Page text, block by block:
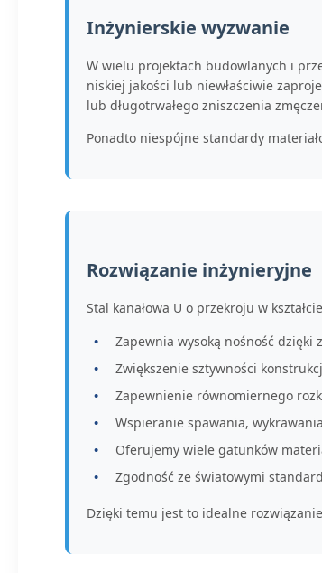
Inżynierskie wyzwanie
W wielu projektach budowlanych i
niskiej jakości lub niewłaściwie
lub długotrwałego zniszczenia
Ponadto niespójne standardy
Rozwiązanie inżynieryjne
Stal kanałowa U o przekroju w
Zapewnia wysoką nośność dzięki
Zwiększenie sztywności
Zapewnienie równomiernego
Wspieranie spawania,
Oferujemy wiele gatunków
Zgodność ze światowymi
Dzięki temu jest to idealne